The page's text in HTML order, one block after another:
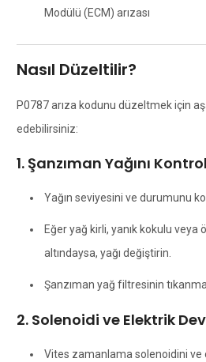
Modülü (ECM) arızası
Nasıl Düzeltilir?
P0787 arıza kodunu düzeltmek için
edebilirsiniz:
1. Şanzıman Yağını
Yağın seviyesini ve durumunu
Eğer yağ kirli, yanık kokulu veya
altındaysa, yağı değiştirin.
Şanzıman yağ filtresinin
2. Solenoidi ve Elektrik
Vites zamanlama solenoidini ve